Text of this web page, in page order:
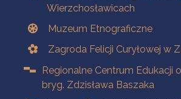
Wierzchosławicach
Muzeum Etnograficzne
Zagroda Felicji Curyłowej w
Regionalne Centrum Edukacji
bryg. Zdzisława Baszaka